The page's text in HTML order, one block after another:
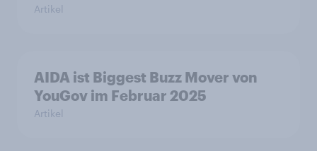
Artikel
AIDA ist Biggest Buzz Mover von
YouGov im Februar 2025
Artikel